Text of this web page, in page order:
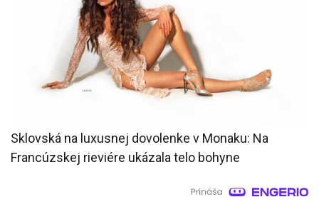
Sklovská na luxusnej dovolenke v Monaku: Na
Francúzskej rieviére ukázala telo bohyne